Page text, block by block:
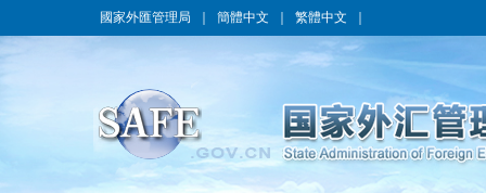
國家外匯管理局 簡體中文 繁體中文